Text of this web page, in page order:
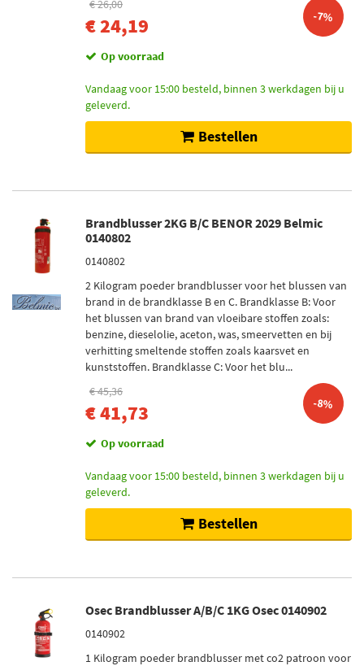
€ 26,00
€ 24,19 -7%
Op voorraad
Vandaag voor 15:00 besteld, binnen 3 werkdagen bij u
geleverd.
Bestellen
Brandblusser 2KG B/C BENOR 2029 Belmic
0140802
0140802
2 Kilogram poeder brandblusser voor het blussen van
brand in de brandklasse B en C. Brandklasse B: Voor
het blussen van brand van vloeibare stoffen zoals:
benzine, dieselolie, aceton, was, smeervetten en bij
verhitting smeltende stoffen zoals kaarsvet en
kunststoffen. Brandklasse C: Voor het blu...
€ 45,36
€ 41,73 -8%
Op voorraad
Vandaag voor 15:00 besteld, binnen 3 werkdagen bij u
geleverd.
Bestellen
Osec Brandblusser A/B/C 1KG Osec 0140902
0140902
1 Kilogram poeder brandblusser met co2 patroon voor